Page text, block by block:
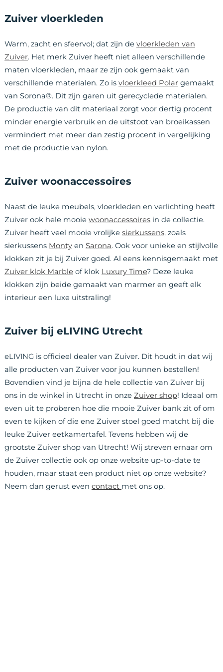
Zuiver vloerkleden
Warm, zacht en sfeervol; dat zijn de vloerkleden van
Zuiver. Het merk Zuiver heeft niet alleen verschillende
maten vloerkleden, maar ze zijn ook gemaakt van
verschillende materialen. Zo is vloerkleed Polargemaakt
van Sorona®. Dit zijn garen uit gerecyclede materialen.
De productie van dit materiaal zorgt voor dertig procent
minder energie verbruik en de uitstoot van broeikassen
vermindert met meer dan zestig procent in vergelijking
met de productie van nylon.
Zuiver woonaccessoires
Naast de leuke meubels, vloerkleden en verlichting heeft
Zuiver ook hele mooie woonaccessoiresin de collectie.
Zuiver heeft veel mooie vrolijke sierkussens, zoals
sierkussens Montyen Sarona. Ook voor unieke en stijlvolle
klokken zit je bij Zuiver goed. Al eens kennisgemaakt met
Zuiver klok Marble of klok Luxury Time? Deze leuke
klokken zijn beide gemaakt van marmer en geeft elk
interieur een luxe uitstraling!
Zuiver bij eLIVING Utrecht
eLIVING is officieel dealer van Zuiver. Dit houdt in dat wij
alle producten van Zuiver voor jou kunnen bestellen!
Bovendien vind je bijna de hele collectie van Zuiver bij
ons in de winkel in Utrecht in onze Zuiver shop! Ideaal om
even uit te proberen hoe die mooie Zuiver bank zit of om
even te kijken of die ene Zuiver stoel goed matcht bij die
leuke Zuiver eetkamertafel. Tevens hebben wij de
grootste Zuiver shop van Utrecht! Wij streven ernaar om
de Zuiver collectie ook op onze website up-to-date te
houden, maar staat een product niet op onze website?
Neem dan gerust even contact met ons op.